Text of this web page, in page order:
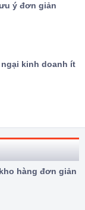
ý đơn giản
kinh doanh ít
hàng đơn giản